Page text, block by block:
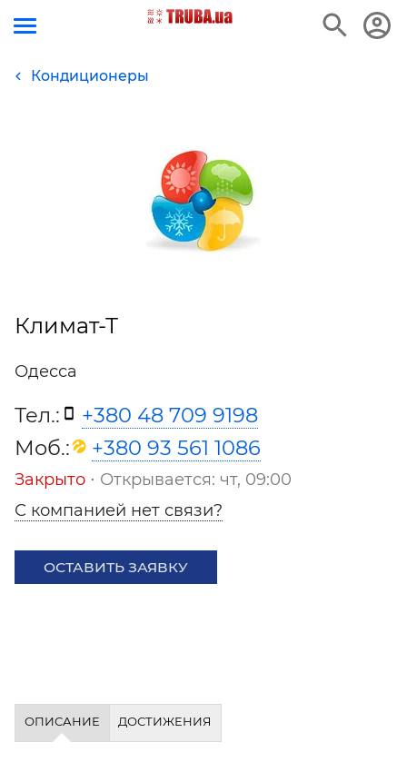
Кондиционеры
Климат-Т
Одесса
Тел.:
+380 48 709 9198
Моб.:
+380 93 561 1086
Закрыто ⋅ Открывается: чт, 09:00
С компанией нет связи?
ОСТАВИТЬ ЗАЯВКУ
ОПИСАНИЕ ДОСТИЖЕНИЯ